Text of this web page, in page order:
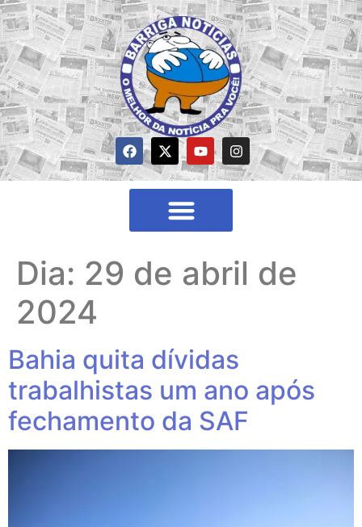
Dia: 29 de abril de
2024
Bahia quita dívidas
trabalhistas um ano após
fechamento da SAF